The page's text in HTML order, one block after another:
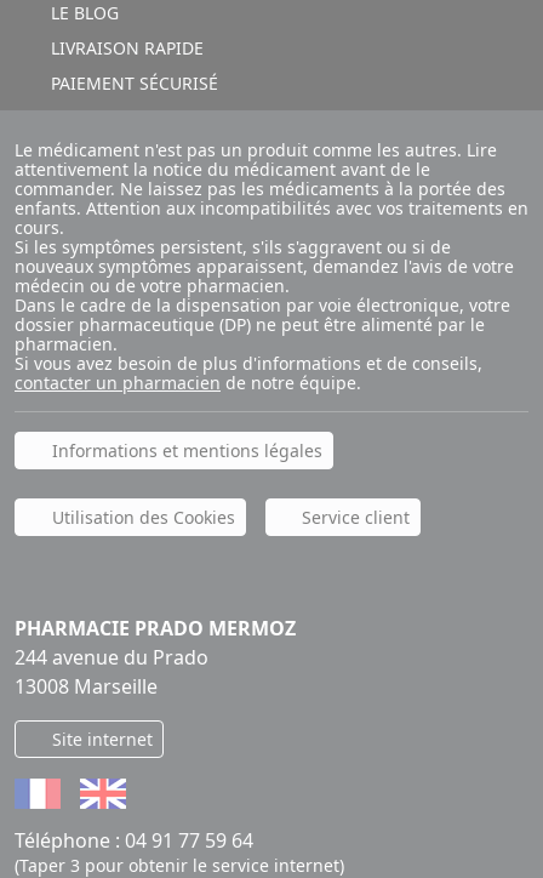
LE BLOG
LIVRAISON RAPIDE
PAIEMENT SÉCURISÉ
Le médicament n'est pas un produit comme les autres. Lire
attentivement la notice du médicament avant de le
commander. Ne laissez pas les médicaments à la portée des
enfants. Attention aux incompatibilités avec vos traitements en
cours.
Si les symptômes persistent, s'ils s'aggravent ou si de
nouveaux symptômes apparaissent, demandez l'avis de votre
médecin ou de votre pharmacien.
Dans le cadre de la dispensation par voie électronique, votre
dossier pharmaceutique (DP) ne peut être alimenté par le
pharmacien.
Si vous avez besoin de plus d'informations et de conseils,
contacter un pharmacien de notre équipe.
Informations et mentions légales
Utilisation des Cookies Service client
PHARMACIE PRADO MERMOZ
244 avenue du Prado
13008 Marseille
Site internet
Téléphone : 04 91 77 59 64
(Taper 3 pour obtenir le service internet)